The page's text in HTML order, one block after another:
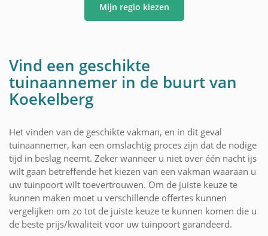
Mijn regio kiezen
Vind een geschikte
tuinaannemer in de buurt van
Koekelberg
Het vinden van de geschikte vakman, en in dit geval
tuinaannemer, kan een omslachtig proces zijn dat de nodige
tijd in beslag neemt. Zeker wanneer u niet over één nacht ijs
wilt gaan betreffende het kiezen van een vakman waaraan u
uw tuinpoort wilt toevertrouwen. Om de juiste keuze te
kunnen maken moet u verschillende offertes kunnen
vergelijken om zo tot de juiste keuze te kunnen komen die u
de beste prijs/kwaliteit voor uw tuinpoort garandeerd.